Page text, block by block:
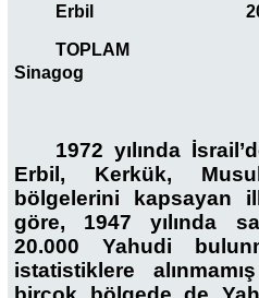
Erbil
TOPLAM
Sinagog
1972 yılında
Erbil, Kerkük,
bölgelerini kapsayan
göre, 1947 yılında
20.000 Yahudi
istatistiklere